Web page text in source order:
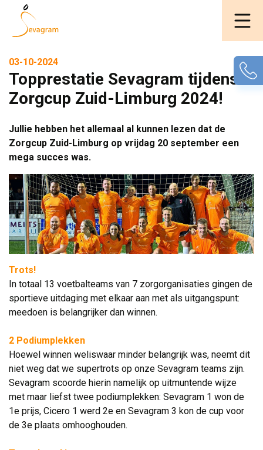
03-10-2024
Topprestatie Sevagram tijdens
Zorgcup Zuid-Limburg 2024!
Jullie hebben het allemaal al kunnen lezen dat de
Zorgcup Zuid-Limburg op vrijdag 20 september een
mega succes was.
Trots!
In totaal 13 voetbalteams van 7 zorgorganisaties gingen de
sportieve uitdaging met elkaar aan met als uitgangspunt:
meedoen is belangrijker dan winnen.
2 Podiumplekken
Hoewel winnen weliswaar minder belangrijk was, neemt dit
niet weg dat we supertrots op onze Sevagram teams zijn.
Sevagram scoorde hierin namelijk op uitmuntende wijze
met maar liefst twee podiumplekken: Sevagram 1 won de
1e prijs, Cicero 1 werd 2e en Sevagram 3 kon de cup voor
de 3e plaats omhooghouden.